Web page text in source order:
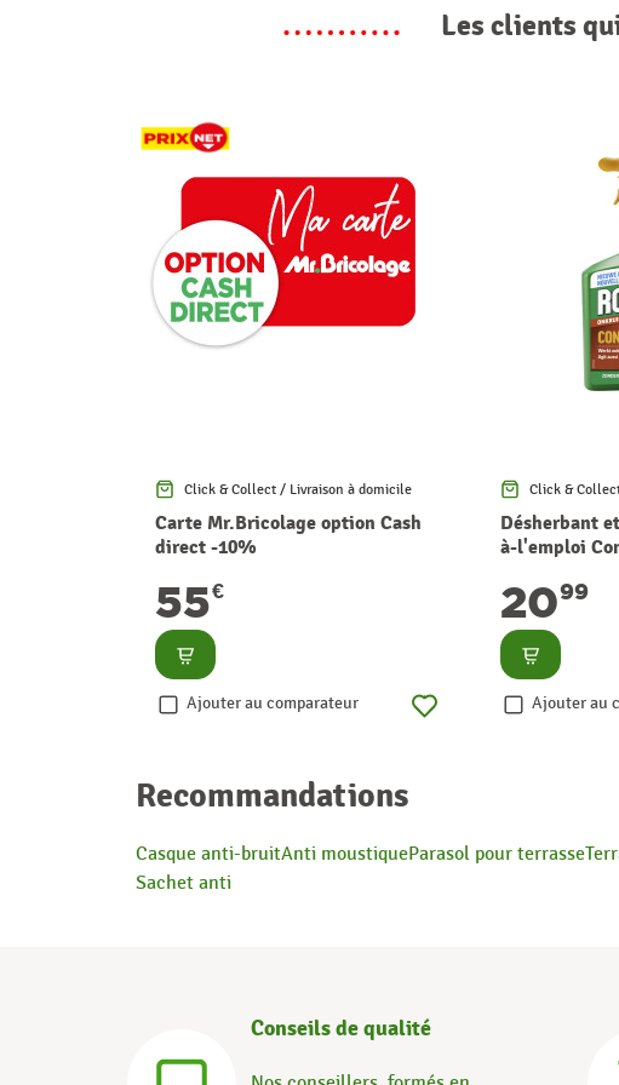
Les clients
Click & Collect / Livraison à domicile
Carte Mr.Bricolage option Cash
direct -10%
55€
Consulter
Ajouter au comparateur
Click &
Désherbant
à-l'emploi
2099
Consulter
Ajouter au
Recommandations
Casque anti-bruitAnti moustiqueParasol pour terrasse
Sachet anti
Conseils de qualité